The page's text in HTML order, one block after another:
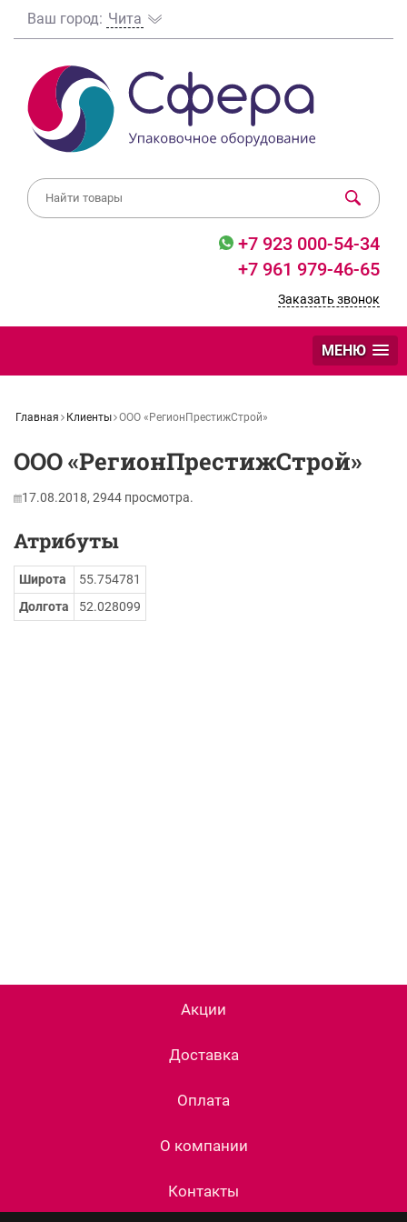
Ваш город: Чита
+7 923 000-54-34
+7 961 979-46-65
Заказать звонок
МЕНЮ
Главная Клиенты ООО «РегионПрестижСтрой»
ООО «РегионПрестижСтрой»
17.08.2018, 2944 просмотра.
Атрибуты
Широта
55.754781
Долгота
52.028099
Акции
Доставка
Оплата
О компании
Контакты